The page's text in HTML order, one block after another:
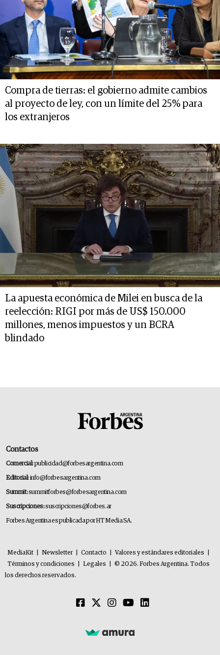
Compra de tierras: el gobierno admite cambios
al proyecto de ley, con un límite del 25% para
los extranjeros
La apuesta económica de Milei en busca de la
reelección: RIGI por más de US$ 150.000
millones, menos impuestos y un BCRA
blindado
Contactos
Comercial:publicidad@forbesargentina.com
Editorial:info@forbesargentina.com
Summit:summitforbes@forbesargentina.com
Suscripciones:suscripciones@forbes.ar
Forbes Argentina es publicada por HT Media SA.
MediaKit Newsletter Contacto Valores y estándares editoriales
Términos y condiciones
Legales
© 2026. Forbes Argentina. Todos
los derechos reservados.